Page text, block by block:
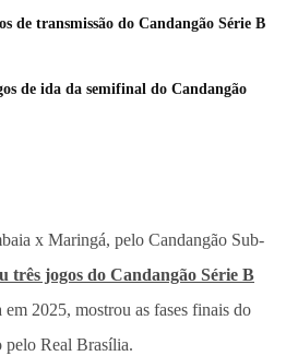
de transmissão do Candangão Série B
de ida da semifinal do Candangão
x Maringá, pelo Candangão Sub-
três jogos do Candangão Série B
em 2025, mostrou as fases finais do
pelo Real Brasília.